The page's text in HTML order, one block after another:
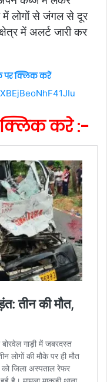
में लोगों से जंगल से दूर
में अलर्ट जारी कर
पर क्लिक करें
करे :-